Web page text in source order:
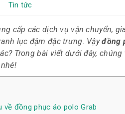
Tin tức
cấp các dịch vụ vận chuyển,
lục đậm đặc trưng. Vậyđồng
Trong bài viết dưới đây,
về đồng phục áo polo Grab